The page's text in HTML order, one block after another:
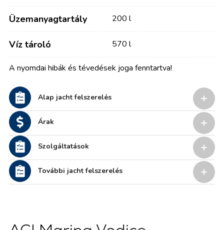
Üzemanyagtartály 200 l
Víz tároló 570 l
A nyomdai hibák és tévedések joga fenntartva!
Alap jacht felszerelés
Árak
Szolgáltatások
További jacht felszerelés